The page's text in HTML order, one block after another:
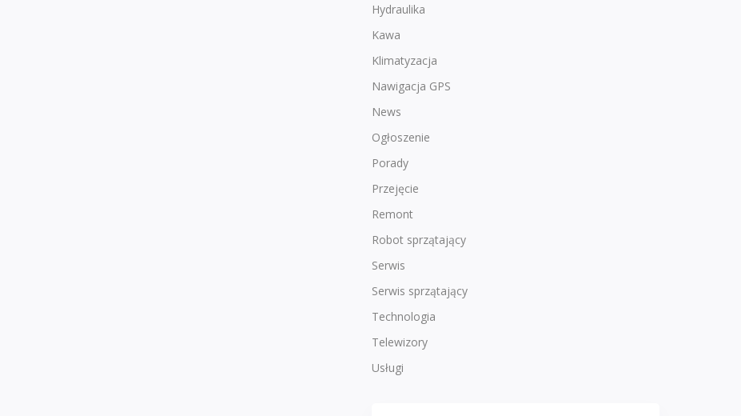
Hydraulika
Kawa
Klimatyzacja
Nawigacja GPS
News
Ogłoszenie
Porady
Przejęcie
Remont
Robot sprzątający
Serwis
Serwis sprzątający
Technologia
Telewizory
Usługi